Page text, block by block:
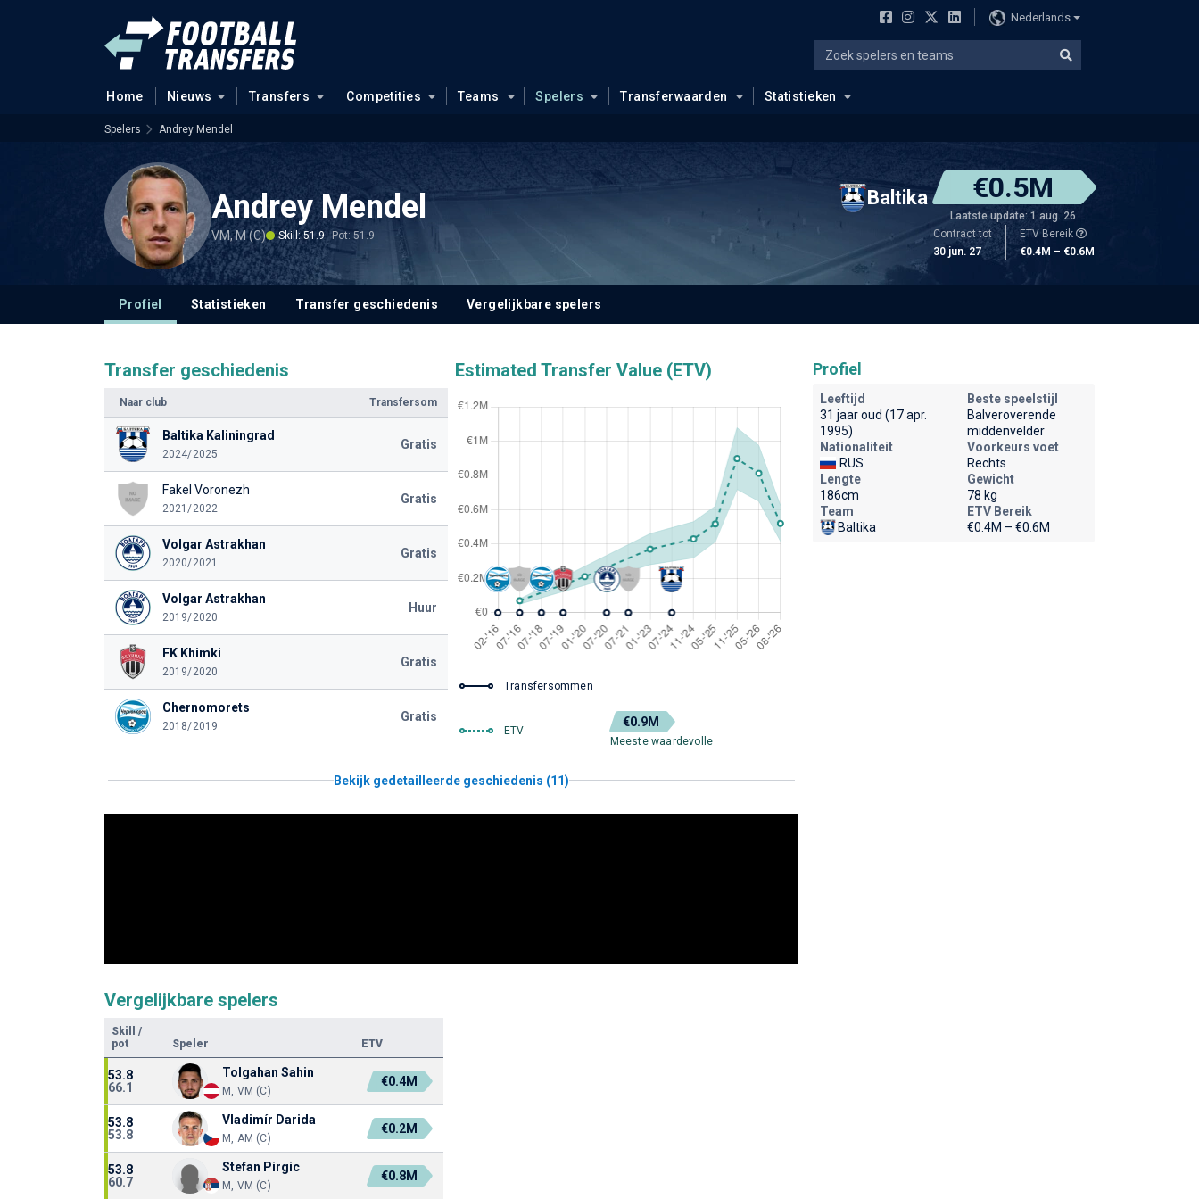
Nederlands
Home Nieuws Transfers Competities Teams Spelers Transferwaarden Statistieken
Spelers Andrey Mendel
Andrey Mendel
VM, M (C) Skill: 51.9 Pot: 51.9
Baltika €0.5M
Laatste update: 1 aug. 26
Contract tot
30 jun. 27
ETV Bereik
€0.4M – €0.6M
Profiel Statistieken Transfer geschiedenis Vergelijkbare spelers
Transfer geschiedenis
Naar club Transfersom
Baltika Kaliningrad
2024/2025
Gratis
Fakel Voronezh
2021/2022
Gratis
Volgar Astrakhan
2020/2021
Gratis
Volgar Astrakhan
2019/2020
Huur
FK Khimki
2019/2020
Gratis
Chernomorets
2018/2019
Gratis
Estimated Transfer Value (ETV)
Transfersommen
ETV
€0.9M
Meeste waardevolle
Bekijk gedetailleerde geschiedenis (11)
Vergelijkbare spelers
Skill
/
pot
Speler ETV
53.8
66.1
Tolgahan Sahin
M, VM (C)
€0.4M
53.8
53.8
Vladimír Darida
M, AM (C)
€0.2M
53.8
60.7
Stefan Pirgic
M, VM (C)
€0.8M
Profiel
Leeftijd
31 jaar oud (17 apr.
1995)
Beste speelstijl
Balveroverende
middenvelder
Nationaliteit
RUS
Voorkeurs voet
Rechts
Lengte
186cm
Gewicht
78 kg
Team
Baltika
ETV Bereik
€0.4M – €0.6M